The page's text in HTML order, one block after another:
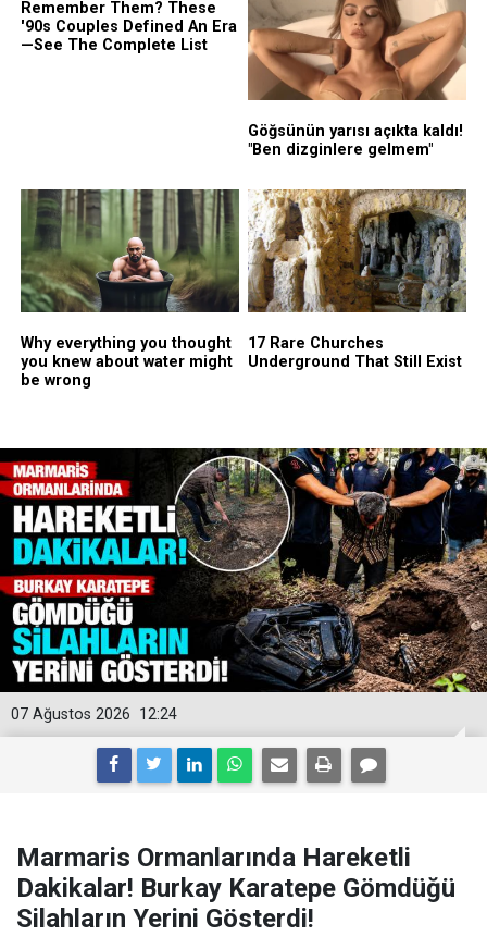
12:24
07 Ağustos 2026
Marmaris Ormanlarında Hareketli
Dakikalar! Burkay Karatepe Gömdüğü
Silahların Yerini Gösterdi!